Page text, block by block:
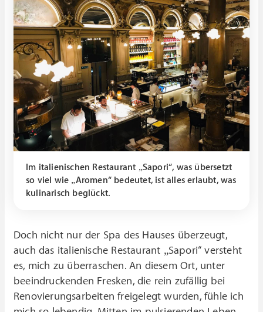
Im italienischen Restaurant „Sapori“, was übersetzt
so viel wie „Aromen“ bedeutet, ist alles erlaubt, was
kulinarisch beglückt.
Doch nicht nur der Spa des Hauses überzeugt,
auch das italienische Restaurant „Sapori“ versteht
es, mich zu überraschen. An diesem Ort, unter
beeindruckenden Fresken, die rein zufällig bei
Renovierungsarbeiten freigelegt wurden, fühle ich